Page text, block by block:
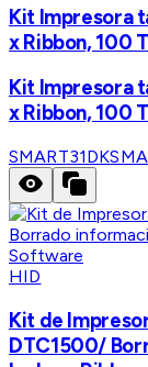
Kit Impresora
x Ribbon, 100
Kit Impresora
x Ribbon, 100
SMART31DK
HID
Kit de
DTC1500/